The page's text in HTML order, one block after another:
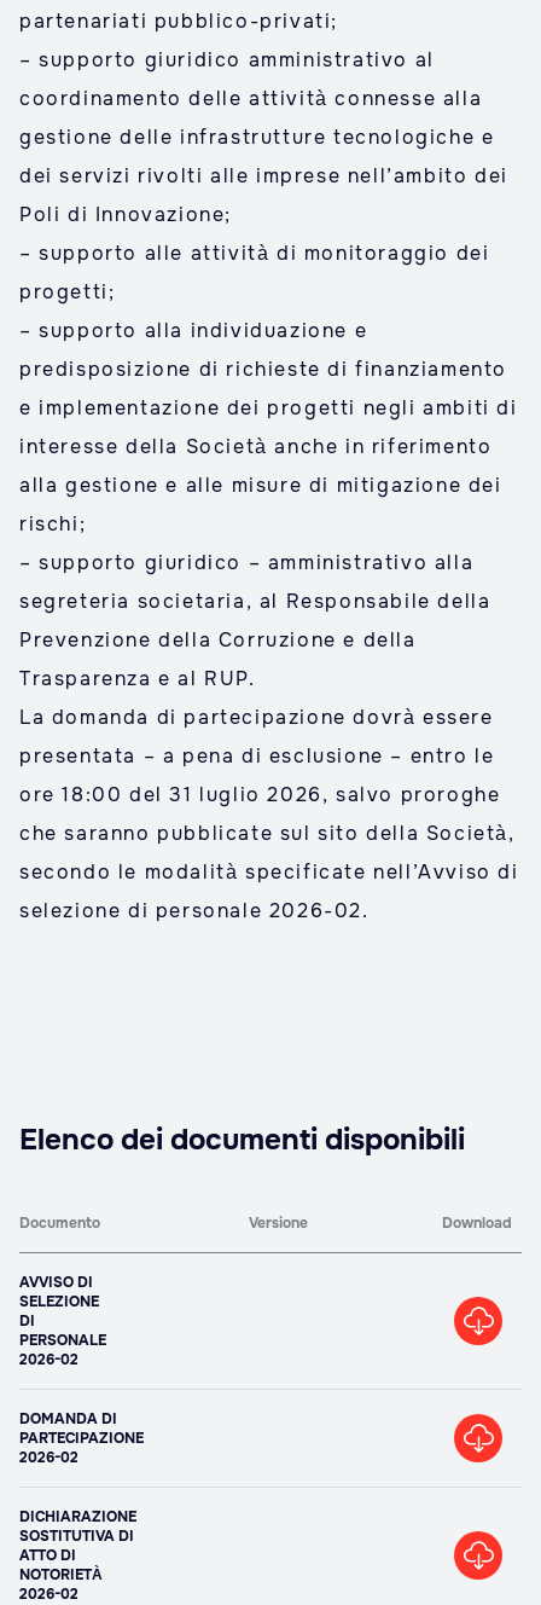
partenariati pubblico-privati;
– supporto giuridico amministrativo al
coordinamento delle attività connesse alla
gestione delle infrastrutture tecnologiche e
dei servizi rivolti alle imprese nell’ambito dei
Poli di Innovazione;
– supporto alle attività di monitoraggio dei
progetti;
– supporto alla individuazione e
predisposizione di richieste di finanziamento
e implementazione dei progetti negli ambiti di
interesse della Società anche in riferimento
alla gestione e alle misure di mitigazione dei
rischi;
– supporto giuridico – amministrativo alla
segreteria societaria, al Responsabile della
Prevenzione della Corruzione e della
Trasparenza e al RUP.
La domanda di partecipazione dovrà essere
presentata – a pena di esclusione – entro le
ore 18:00 del 31 luglio 2026, salvo proroghe
che saranno pubblicate sul sito della Società,
secondo le modalità specificate nell’Avviso di
selezione di personale 2026-02.
Elenco dei documenti disponibili
Documento Versione Download
AVVISO DI
SELEZIONE
DI
PERSONALE
2026-02
DOMANDA DI
PARTECIPAZIONE
2026-02
DICHIARAZIONE
SOSTITUTIVA DI
ATTO DI
NOTORIETÀ
2026-02